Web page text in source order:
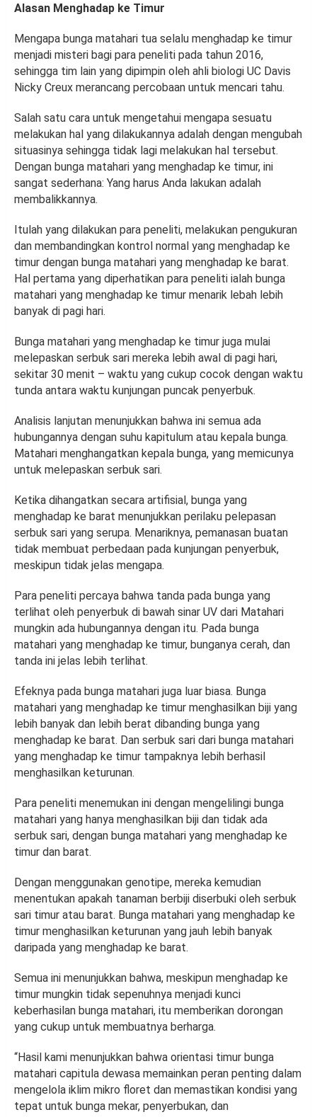
Alasan Menghadap ke Timur
Mengapa bunga matahari tua selalu menghadap ke timur
menjadi misteri bagi para peneliti pada tahun 2016,
sehingga tim lain yang dipimpin oleh ahli biologi UC Davis
Nicky Creux merancang percobaan untuk mencari tahu.
Salah satu cara untuk mengetahui mengapa sesuatu
melakukan hal yang dilakukannya adalah dengan mengubah
situasinya sehingga tidak lagi melakukan hal tersebut.
Dengan bunga matahari yang menghadap ke timur, ini
sangat sederhana: Yang harus Anda lakukan adalah
membalikkannya.
Itulah yang dilakukan para peneliti, melakukan pengukuran
dan membandingkan kontrol normal yang menghadap ke
timur dengan bunga matahari yang menghadap ke barat.
Hal pertama yang diperhatikan para peneliti ialah bunga
matahari yang menghadap ke timur menarik lebah lebih
banyak di pagi hari.
Bunga matahari yang menghadap ke timur juga mulai
melepaskan serbuk sari mereka lebih awal di pagi hari,
sekitar 30 menit – waktu yang cukup cocok dengan waktu
tunda antara waktu kunjungan puncak penyerbuk.
Analisis lanjutan menunjukkan bahwa ini semua ada
hubungannya dengan suhu kapitulum atau kepala bunga.
Matahari menghangatkan kepala bunga, yang memicunya
untuk melepaskan serbuk sari.
Ketika dihangatkan secara artifisial, bunga yang
menghadap ke barat menunjukkan perilaku pelepasan
serbuk sari yang serupa. Menariknya, pemanasan buatan
tidak membuat perbedaan pada kunjungan penyerbuk,
meskipun tidak jelas mengapa.
Para peneliti percaya bahwa tanda pada bunga yang
terlihat oleh penyerbuk di bawah sinar UV dari Matahari
mungkin ada hubungannya dengan itu. Pada bunga
matahari yang menghadap ke timur, bunganya cerah, dan
tanda ini jelas lebih terlihat.
Efeknya pada bunga matahari juga luar biasa. Bunga
matahari yang menghadap ke timur menghasilkan biji yang
lebih banyak dan lebih berat dibanding bunga yang
menghadap ke barat. Dan serbuk sari dari bunga matahari
yang menghadap ke timur tampaknya lebih berhasil
menghasilkan keturunan.
Para peneliti menemukan ini dengan mengelilingi bunga
matahari yang hanya menghasilkan biji dan tidak ada
serbuk sari, dengan bunga matahari yang menghadap ke
timur dan barat.
Dengan menggunakan genotipe, mereka kemudian
menentukan apakah tanaman berbiji diserbuki oleh serbuk
sari timur atau barat. Bunga matahari yang menghadap ke
timur menghasilkan keturunan yang jauh lebih banyak
daripada yang menghadap ke barat.
Semua ini menunjukkan bahwa, meskipun menghadap ke
timur mungkin tidak sepenuhnya menjadi kunci
keberhasilan bunga matahari, itu memberikan dorongan
yang cukup untuk membuatnya berharga.
“Hasil kami menunjukkan bahwa orientasi timur bunga
matahari capitula dewasa memainkan peran penting dalam
mengelola iklim mikro floret dan memastikan kondisi yang
tepat untuk bunga mekar, penyerbukan, dan